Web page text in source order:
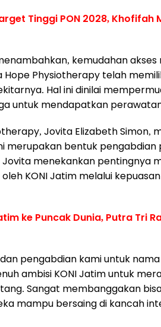
Tinggi PON 2028, Khofifah
kemudahan akses
Hope Physiotherapy telah
Hal ini dinilai
untuk mendapatkan
Jovita Elizabeth Simon,
merupakan bentuk pengabdian
menekankan pentingnya
KONI Jatim melalui
ke Puncak Dunia, Putra Tri
pengabdian kami untuk
ambisi KONI Jatim untuk
Sangat membanggakan
mampu bersaing di kancah